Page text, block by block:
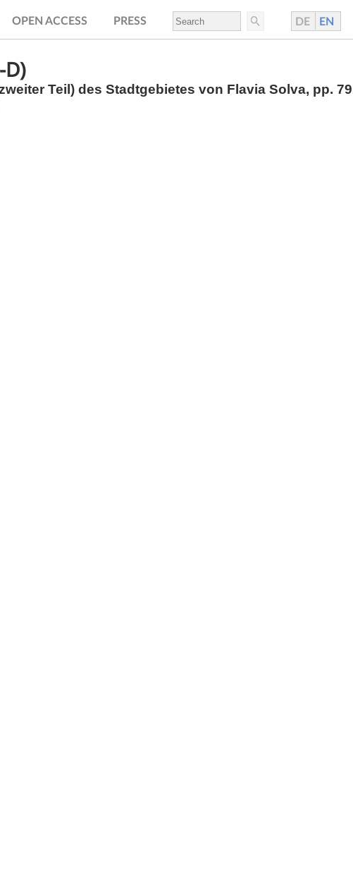
OPEN ACCESS PRESS DE EN
Teil) des Stadtgebietes von Flavia Solva, pp.